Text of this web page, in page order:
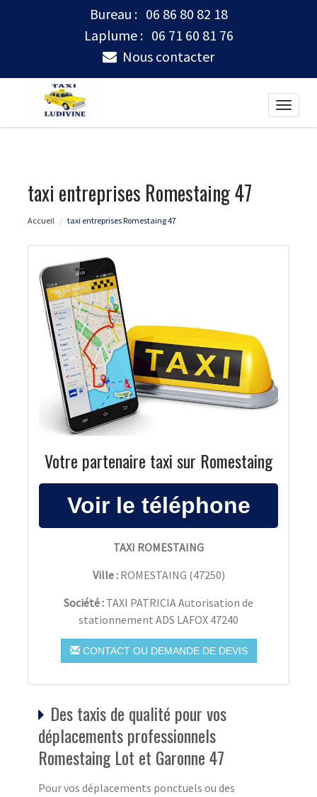
Bureau : 06 86 80 82 18
Laplume : 06 71 60 81 76
Nous contacter
Toggle
taxi entreprises Romestaing 47
Accueil taxi entreprises Romestaing 47
Votre partenaire taxi sur Romestaing
TAXI ROMESTAING
Ville : ROMESTAING (47250)
Société : TAXI PATRICIA Autorisation de
stationnement ADS LAFOX 47240
CONTACT OU DEMANDE DE DEVIS
Des taxis de qualité pour vos
déplacements professionnels
Romestaing Lot et Garonne 47
Pour vos déplacements ponctuels ou des